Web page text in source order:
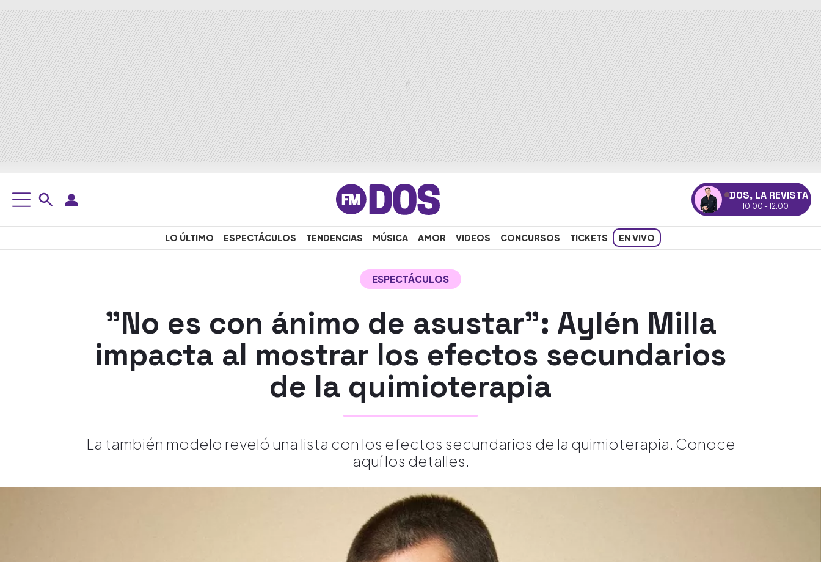
DOS, LA REVISTA
10:00 - 12:00
LO ÚLTIMO ESPECTÁCULOS TENDENCIAS MÚSICA AMOR VIDEOS CONCURSOS TICKETS EN VIVO
ESPECTÁCULOS
"No es con ánimo de asustar": Aylén Milla
impacta al mostrar los efectos secundarios
de la quimioterapia
La también modelo reveló una lista con los efectos secundarios de la quimioterapia. Conoce
aquí los detalles.